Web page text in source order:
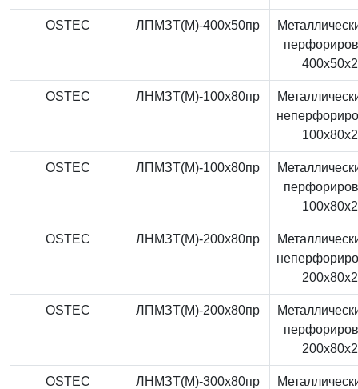
OSTEC ЛПМЗТ(М)-400x50пр
OSTEC ЛНМЗТ(М)-100x80пр
OSTEC ЛПМЗТ(М)-100x80пр
OSTEC ЛНМЗТ(М)-200x80пр
OSTEC ЛПМЗТ(М)-200x80пр
OSTEC ЛНМЗТ(М)-300x80пр